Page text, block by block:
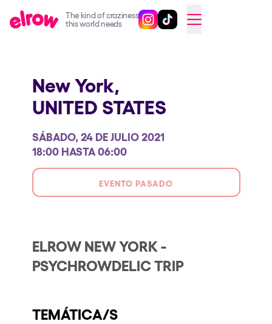
The kind of craziness
this world needs
Sigue @elrowofficial en
Sigue @elrowofficial en
SWITCH TO ENGLISH
elrow Ibiza x [UNVRS] 2026
elrow Town 2026
Snowrow Festival 2026
elrow Island 2026
elrow Shop
Espectáculos
Music
Sostenibilidad
¿Quieres trabajar con nosotros?
New York,
UNITED STATES
SÁBADO, 24 DE JULIO 2021
18:00 HASTA 06:00
EVENTO PASADO
ELROW NEW YORK -
PSYCHROWDELIC TRIP
TEMÁTICA/S